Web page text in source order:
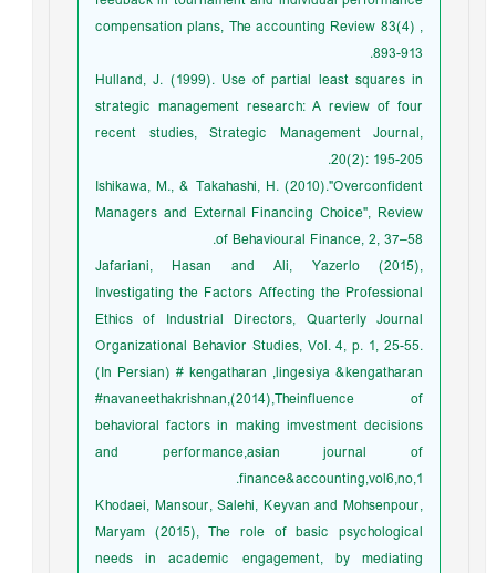
compensation plans, The accounting Review 83(4) ,
893-913.
Hulland, J. (1999). Use of partial least squares in
strategic management research: A review of four
recent studies, Strategic Management Journal,
20(2): 195-205.
Ishikawa, M., & Takahashi, H. (2010)."Overconfident
Managers and External Financing Choice", Review
of Behavioural Finance, 2, 37–58.
Jafariani, Hasan and Ali, Yazerlo (2015),
Investigating the Factors Affecting the Professional
Ethics of Industrial Directors, Quarterly Journal
Organizational Behavior Studies, Vol. 4, p. 1, 25-55.
(In Persian) # kengatharan ,lingesiya &kengatharan
#navaneethakrishnan,(2014),Theinfluence of
behavioral factors in making imvestment decisions
and performance,asian journal of
finance&accounting,vol6,no,1.
Khodaei, Mansour, Salehi, Keyvan and Mohsenpour,
Maryam (2015), The role of basic psychological
needs in academic engagement, by mediating